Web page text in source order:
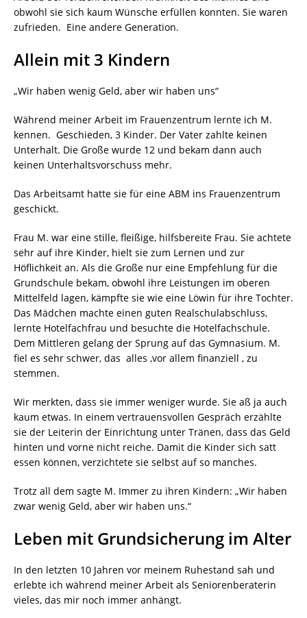
obwohl sie sich kaum Wünsche erfüllen konnten. Sie waren
zufrieden. Eine andere Generation.
Allein mit 3 Kindern
„Wir haben wenig Geld, aber wir haben uns“
Während meiner Arbeit im Frauenzentrum lernte ich M.
kennen. Geschieden, 3 Kinder. Der Vater zahlte keinen
Unterhalt. Die Große wurde 12 und bekam dann auch
keinen Unterhaltsvorschuss mehr.
Das Arbeitsamt hatte sie für eine ABM ins Frauenzentrum
geschickt.
Frau M. war eine stille, fleißige, hilfsbereite Frau. Sie achtete
sehr auf ihre Kinder, hielt sie zum Lernen und zur
Höflichkeit an. Als die Große nur eine Empfehlung für die
Grundschule bekam, obwohl ihre Leistungen im oberen
Mittelfeld lagen, kämpfte sie wie eine Löwin für ihre Tochter.
Das Mädchen machte einen guten Realschulabschluss,
lernte Hotelfachfrau und besuchte die Hotelfachschule.
Dem Mittleren gelang der Sprung auf das Gymnasium. M.
fiel es sehr schwer, das alles ,vor allem finanziell , zu
stemmen.
Wir merkten, dass sie immer weniger wurde. Sie aß ja auch
kaum etwas. In einem vertrauensvollen Gespräch erzählte
sie der Leiterin der Einrichtung unter Tränen, dass das Geld
hinten und vorne nicht reiche. Damit die Kinder sich satt
essen können, verzichtete sie selbst auf so manches.
Trotz all dem sagte M. Immer zu ihren Kindern: „Wir haben
zwar wenig Geld, aber wir haben uns.“
Leben mit Grundsicherung im Alter
In den letzten 10 Jahren vor meinem Ruhestand sah und
erlebte ich während meiner Arbeit als Seniorenberaterin
vieles, das mir noch immer anhängt.